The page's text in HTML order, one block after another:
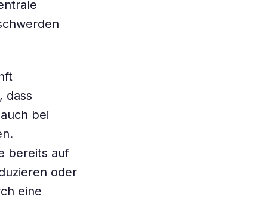
dass
bei
bereits auf
oder
eine